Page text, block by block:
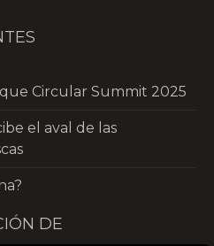
Circular Summit 2025
el aval de las
DE